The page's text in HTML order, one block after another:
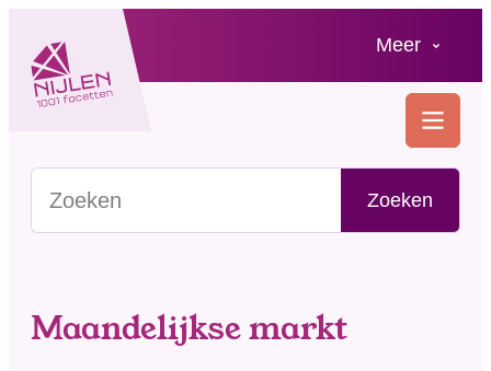
Naar inhoud
Meer
Nijlen
Zoeken
MENU
Maandelijkse markt